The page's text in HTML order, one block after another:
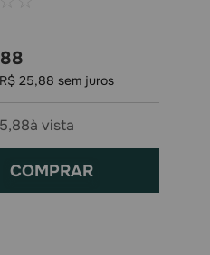
88
R$ 25,88 sem juros
,88à vista
COMPRAR